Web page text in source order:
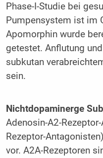
Phase-I-Studie bei
Pumpensystem ist im
Apomorphin wurde
getestet. Anflutung
subkutan
sein.
Nichtdopaminerge
Adenosin-A2-
Rezeptor-
vor. A2A-Rezeptoren